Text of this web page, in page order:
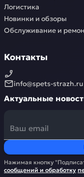
Логистика
Новинки и обзоры
Обслуживание и
Контакты
info@spets-strazh.ru
Актуальные
Нажимая кнопку
сообщений и обработку